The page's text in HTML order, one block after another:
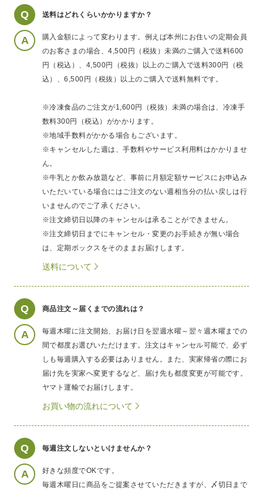
Q 送料はどれくらいかかりますか？
A
購入金額によって変わります。例えば本州にお住いの定期会員
のお客さまの場合、4,500円（税抜）未満のご購入で送料600
円（税込）、4,500円（税抜）以上のご購入で送料300円（税
込）、6,500円（税抜）以上のご購入で送料無料です。
※冷凍食品のご注文が1,600円（税抜）未満の場合は、冷凍手
数料300円（税込）がかかります。
※地域手数料がかかる場合もございます。
※キャンセルした週は、手数料やサービス利用料はかかりませ
ん。
※牛乳とか飲み放題など、事前に月額定額サービスにお申込み
いただいている場合にはご注文のない週相当分の払い戻しは行
いませんのでご了承ください。
※注文締切日以降のキャンセルは承ることができません。
※注文締切日までにキャンセル・変更のお手続きが無い場合
は、定期ボックスをそのままお届けします。
送料について
Q 商品注文～届くまでの流れは？
A
毎週木曜に注文開始、お届け日を翌週水曜～翌々週木曜までの
間で都度お選びいただけます。注文はキャンセル可能で、必ず
しも毎週購入する必要はありません。また、実家帰省の際にお
届け先を実家へ変更するなど、届け先も都度変更が可能です。
ヤマト運輸でお届けします。
お買い物の流れについて
Q 毎週注文しないといけませんか？
A
好きな頻度でOKです。
毎週木曜日に商品をご提案させていただきますが、〆切日まで